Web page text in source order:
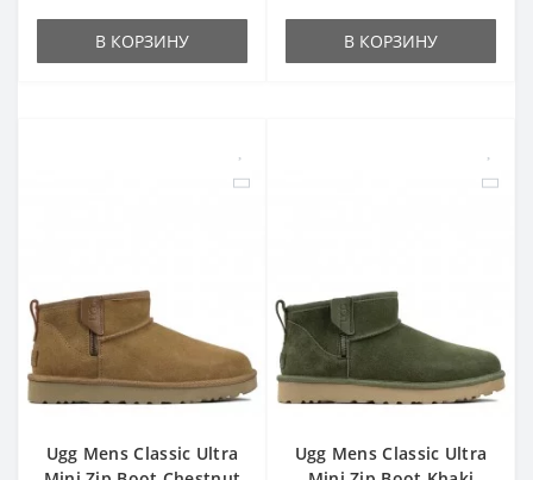
В КОРЗИНУ В КОРЗИНУ
Ugg Mens Classic Ultra
Ugg Mens Classic Ultra